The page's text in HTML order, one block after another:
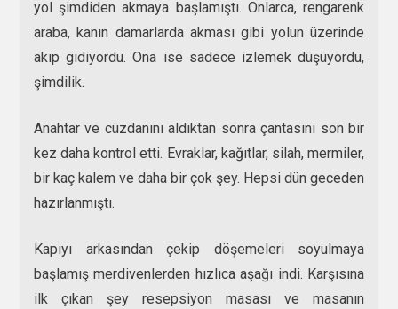
yol şimdiden akmaya başlamıştı. Onlarca, rengarenk
araba, kanın damarlarda akması gibi yolun üzerinde
akıp gidiyordu. Ona ise sadece izlemek düşüyordu,
şimdilik.
Anahtar ve cüzdanını aldıktan sonra çantasını son bir
kez daha kontrol etti. Evraklar, kağıtlar, silah, mermiler,
bir kaç kalem ve daha bir çok şey. Hepsi dün geceden
hazırlanmıştı.
Kapıyı arkasından çekip döşemeleri soyulmaya
başlamış merdivenlerden hızlıca aşağı indi. Karşısına
ilk çıkan şey resepsiyon masası ve masanın